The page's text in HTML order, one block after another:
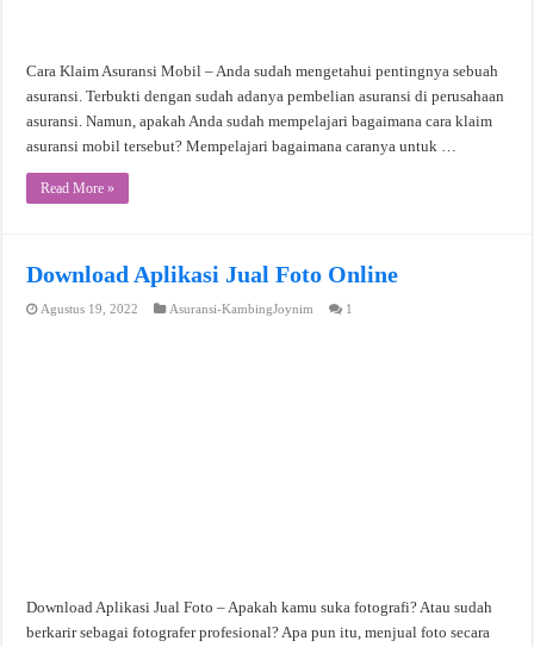
Cara Klaim Asuransi Mobil – Anda sudah mengetahui pentingnya sebuah
asuransi. Terbukti dengan sudah adanya pembelian asuransi di perusahaan
asuransi. Namun, apakah Anda sudah mempelajari bagaimana cara klaim
asuransi mobil tersebut? Mempelajari bagaimana caranya untuk …
Read More »
Download Aplikasi Jual Foto Online
Agustus 19, 2022 Asuransi-KambingJoynim 1
Download Aplikasi Jual Foto – Apakah kamu suka fotografi? Atau sudah
berkarir sebagai fotografer profesional? Apa pun itu, menjual foto secara